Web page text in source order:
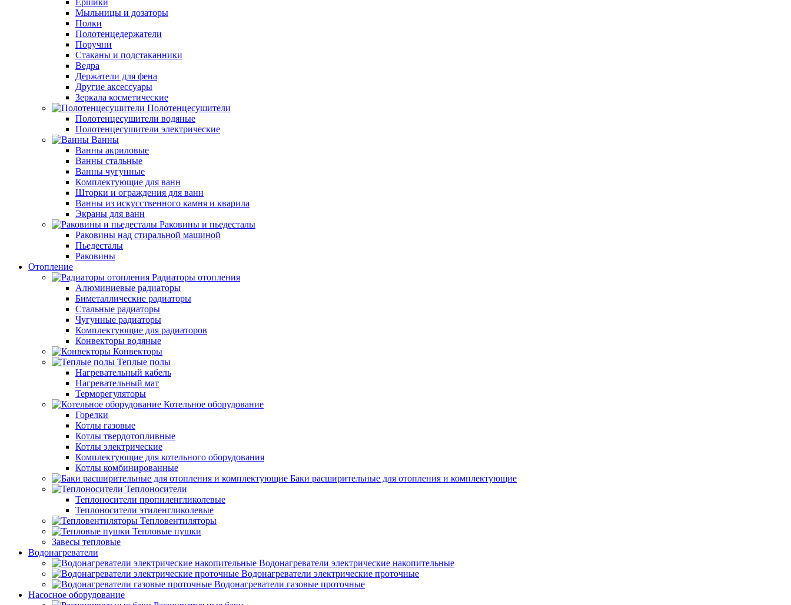
Ёршики
Мыльницы и дозаторы
Полки
Полотенцедержатели
Поручни
Стаканы и подстаканники
Ведра
Держатели для фена
Другие аксессуары
Зеркала косметические
Полотенцесушители
Полотенцесушители водяные
Полотенцесушители электрические
Ванны
Ванны акриловые
Ванны стальные
Ванны чугунные
Комплектующие для ванн
Шторки и ограждения для ванн
Ванны из искусственного камня и кварила
Экраны для ванн
Раковины и пьедесталы
Раковины над стиральной машиной
Пьедесталы
Раковины
Отопление
Радиаторы отопления
Алюминиевые радиаторы
Биметаллические радиаторы
Стальные радиаторы
Чугунные радиаторы
Комплектующие для радиаторов
Конвекторы водяные
Конвекторы
Теплые полы
Нагревательный кабель
Нагревательный мат
Терморегуляторы
Котельное оборудование
Горелки
Котлы газовые
Котлы твердотопливные
Котлы электрические
Комплектующие для котельного оборудования
Котлы комбинированные
Баки расширительные для отопления и комплектующие
Теплоносители
Теплоносители пропиленгликолевые
Теплоносители этиленгликолевые
Тепловентиляторы
Тепловые пушки
Завесы тепловые
Водонагреватели
Водонагреватели электрические накопительные
Водонагреватели электрические проточные
Водонагреватели газовые проточные
Насосное оборудование